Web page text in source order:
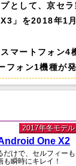
として、京セ
」を2018年1
マートフォン4
フォン1機種が発
2017年冬モデル
One X2
だけで、セルフィーも
も瞬時にキレイ！